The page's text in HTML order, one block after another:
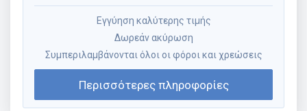
Εγγύηση καλύτερης τιμής
Δωρεάν ακύρωση
Συμπεριλαμβάνονται όλοι οι φόροι και χρεώσεις
Περισσότερες πληροφορίες